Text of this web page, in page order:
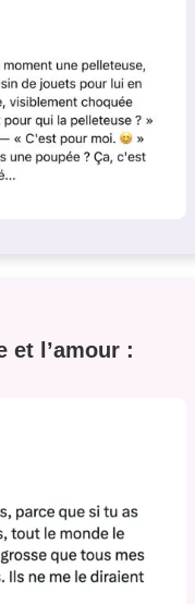
et l’amour :